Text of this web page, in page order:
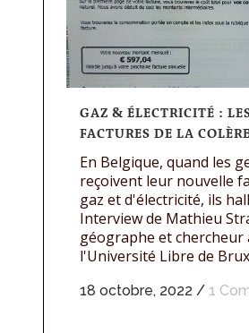
GAZ & ÉLECTRICITÉ :
FACTURES DE LA COLÈRE
En Belgique, quand les
reçoivent leur nouvelle
gaz et d'électricité, ils
Interview de Mathieu
géographe et chercheur
l'Université Libre de
18 octobre, 2022 / 1